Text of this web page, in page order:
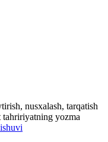
nusxalash, tarqatish
tahririyatning yozma